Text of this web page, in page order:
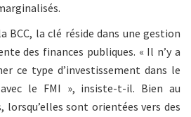
BCC, la clé réside dans une gestion
des finances publiques. « Il n’y a
ce type d’investissement dans le
le FMI », insiste-t-il. Bien au
lorsqu’elles sont orientées vers des